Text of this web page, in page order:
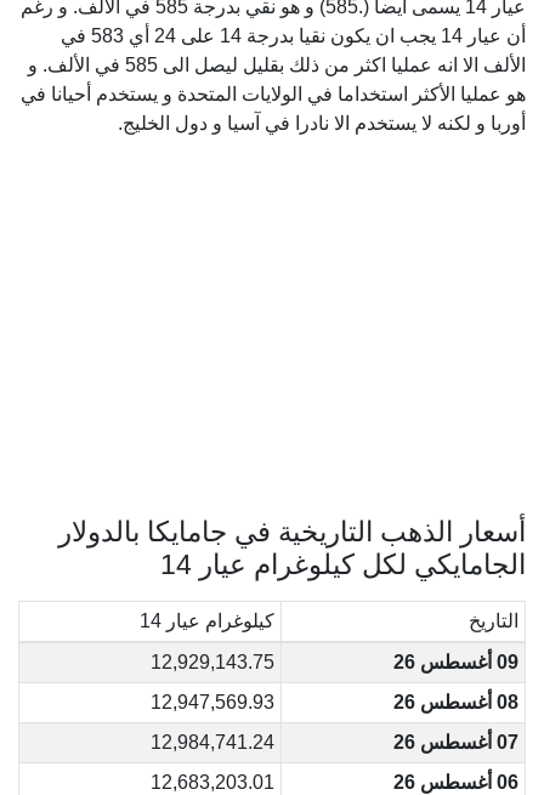
عيار 14 يسمى أيضا (.585) و هو نقي بدرجة 585 في الألف. و رغم
أن عيار 14 يجب ان يكون نقيا بدرجة 14 على 24 أي 583 في
الألف الا انه عمليا اكثر من ذلك بقليل ليصل الى 585 في الألف. و
هو عمليا الأكثر استخداما في الولايات المتحدة و يستخدم أحيانا في
أوربا و لكنه لا يستخدم الا نادرا في آسيا و دول الخليج.
أسعار الذهب التاريخية في جامايكا بالدولار
الجامايكي لكل كيلوغرام عيار 14
التاريخ
كيلوغرام عيار 14
09 أغسطس 26
12,929,143.75
08 أغسطس 26
12,947,569.93
07 أغسطس 26
12,984,741.24
06 أغسطس 26
12,683,203.01